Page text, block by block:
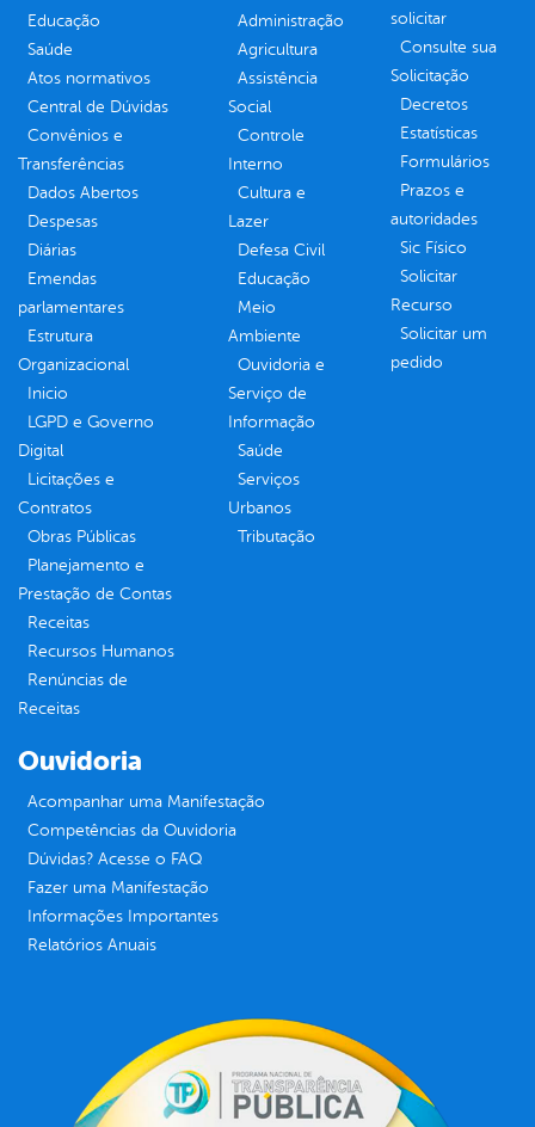
Educação
Saúde
Atos normativos
Central de Dúvidas
Convênios e
Transferências
Dados Abertos
Despesas
Diárias
Emendas
parlamentares
Estrutura
Organizacional
Inicio
LGPD e Governo
Digital
Licitações e
Contratos
Obras Públicas
Planejamento e
Prestação de Contas
Receitas
Recursos Humanos
Renúncias de
Receitas
Administração
Agricultura
Assistência
Social
Controle
Interno
Cultura e
Lazer
Defesa Civil
Educação
Meio
Ambiente
Ouvidoria e
Serviço de
Informação
Saúde
Serviços
Urbanos
Tributação
solicitar
Consulte sua
Solicitação
Decretos
Estatísticas
Formulários
Prazos e
autoridades
Sic Físico
Solicitar
Recurso
Solicitar um
pedido
Ouvidoria
Acompanhar uma Manifestação
Competências da Ouvidoria
Dúvidas? Acesse o FAQ
Fazer uma Manifestação
Informações Importantes
Relatórios Anuais